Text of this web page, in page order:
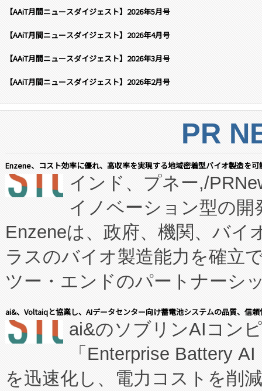
【AAiT月間ニュースダイジェスト】2026年5月号
【AAiT月間ニュースダイジェスト】2026年4月号
【AAiT月間ニュースダイジェスト】2026年3月号
【AAiT月間ニュースダイジェスト】2026年2月号
PR
Enzene、コスト効率に優れ、高収率を実現する地域密着型バイオ製造を
インド、プネー,/
イノベーション型の
Enzeneは、政府、機関、バイ
ラスのバイオ製造能力を確立
ツー・エンドのパートナーシ
表しました。 同社の実績ある
manufacturing™ (FCCM™) プ
たNeXは、バイオ医薬品製造
従来のフェッドバッチ施設の
ai&、Voltaiqと協業し、AIデータセンター向け蓄電池システムの品質、信
ai&のソブリンAIコン
「Enterprise Battery
を迅速化し、電力コストを削